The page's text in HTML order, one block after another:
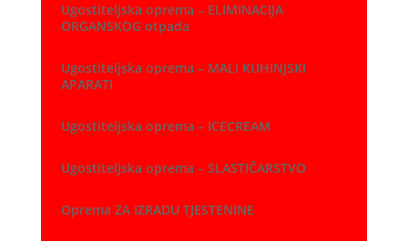
Ugostiteljska oprema – ELIMINACIJA
ORGANSKOG otpada
Ugostiteljska oprema – MALI KUHINJSKI
APARATI
Ugostiteljska oprema – ICECREAM
Ugostiteljska oprema – SLASTIČARSTVO
Oprema ZA IZRADU TJESTENINE